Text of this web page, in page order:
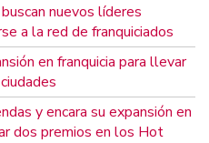
nuevos líderes
a la red de franquiciados
en franquicia para llevar
y encara su expansión en
dos premios en los Hot